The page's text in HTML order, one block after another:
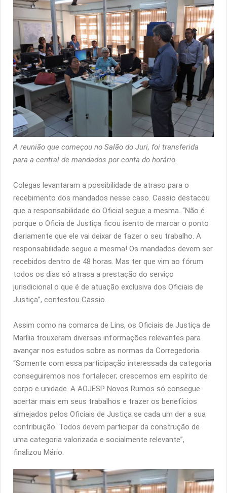
A reunião que começou no Salão do Juri, foi transferida
para a central de mandados por conta do horário.
Colegas levantaram a possibilidade de atraso para o
recebimento dos mandados nesse caso. Cassio destacou
que a responsabilidade do Oficial segue a mesma. “Não é
porque o Oficia de Justiça ficou isento de marcar o ponto
diariamente que ele vai deixar de fazer o seu trabalho. A
responsabilidade segue a mesma! Os mandados devem ser
recebidos dentro de 48 horas. Mas ter que vim ao fórum
todos os dias só atrasa a prestação do serviço
jurisdicional o que é de atuação exclusiva dos Oficiais de
Justiça”, contestou Cassio.
Assim como na comarca de Lins, os Oficiais de Justiça de
Marília trouxeram diversas informações relevantes para
avançar nos estudos sobre as normas da Corregedoria.
“Somente com essa participação interessada da categoria
conseguiremos nos fortalecer; crescemos em espírito de
corpo e unidade. A AOJESP Novos Rumos só consegue
acertar mais em seus trabalhos e trazer os benefícios
almejados pelos Oficiais de Justiça se cada um der a sua
contribuição. Todos devem participar da construção de
uma categoria valorizada e socialmente relevante”,
finalizou Mário.